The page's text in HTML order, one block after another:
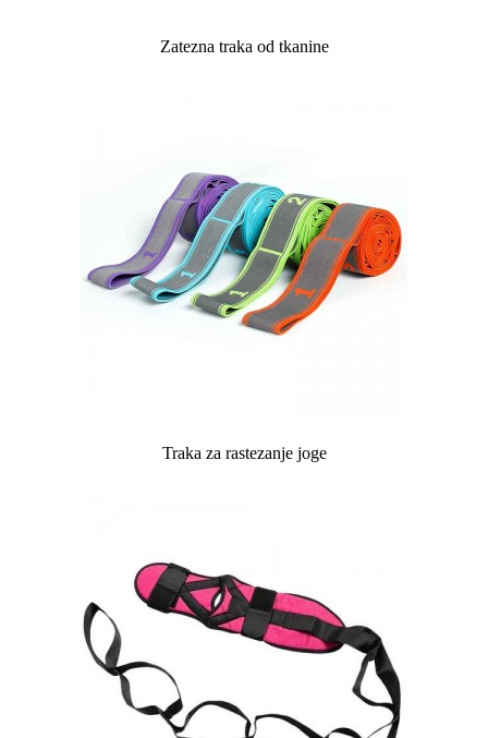
Zatezna traka od tkanine
Traka za rastezanje joge